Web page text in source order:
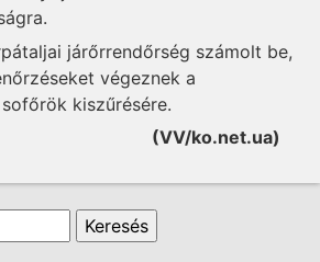
járőrrendőrség számolt be,
végeznek a
kiszűrésére.
(VV/ko.net.ua)